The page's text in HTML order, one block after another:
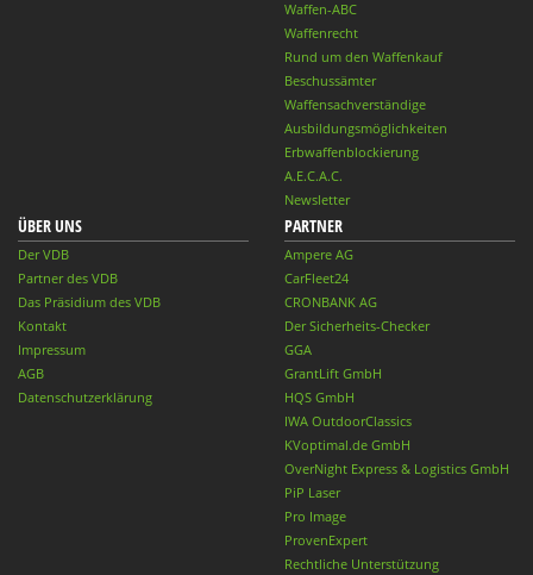
Waffen-ABC
Waffenrecht
Rund um den Waffenkauf
Beschussämter
Waffensachverständige
Ausbildungsmöglichkeiten
Erbwaffenblockierung
A.E.C.A.C.
Newsletter
ÜBER UNS
Der VDB
Partner des VDB
Das Präsidium des VDB
Kontakt
Impressum
AGB
Datenschutzerklärung
PARTNER
Ampere AG
CarFleet24
CRONBANK AG
Der Sicherheits-Checker
GGA
GrantLift GmbH
HQS GmbH
IWA OutdoorClassics
KVoptimal.de GmbH
OverNight Express & Logistics GmbH
PiP Laser
Pro Image
ProvenExpert
Rechtliche Unterstützung